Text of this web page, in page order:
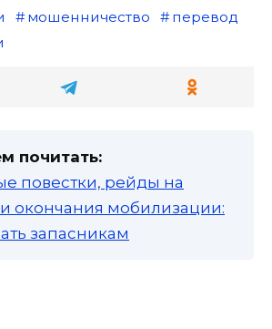
мошенничество
перевод
почитать:
повестки, рейды на
окончания мобилизации:
запасникам